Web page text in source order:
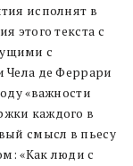
исполнят в
этого текста с
с
Чела де Феррари
«важности
каждого в
смысл в пьесу
«Как люди с